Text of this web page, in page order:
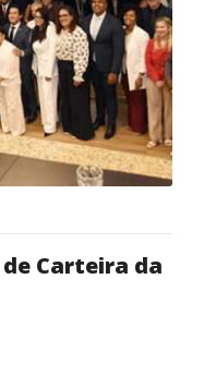
Carteira da